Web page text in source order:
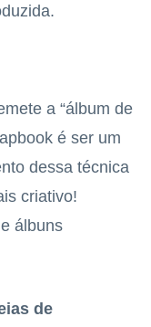
a “álbum de
é ser um
dessa técnica
criativo!
álbuns
de